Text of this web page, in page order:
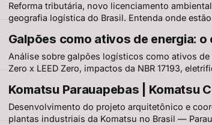
Reforma tributária, novo licenciamento
geografia logística do Brasil. Entenda onde
Galpões como ativos de energia:
Análise sobre galpões logísticos como ativos
Zero x LEED Zero, impactos da NBR 17193,
prever infraestrutura energética desde o projeto.
Komatsu Parauapebas | Komatsu
Desenvolvimento do projeto arquitetônico e
plantas industriais da Komatsu no Brasil —